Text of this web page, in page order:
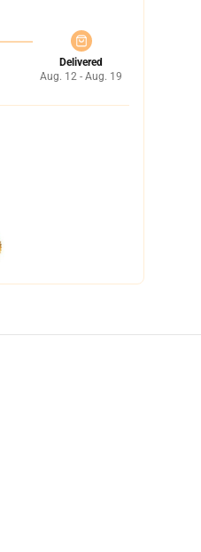
Delivered
Aug. 12 - Aug. 19